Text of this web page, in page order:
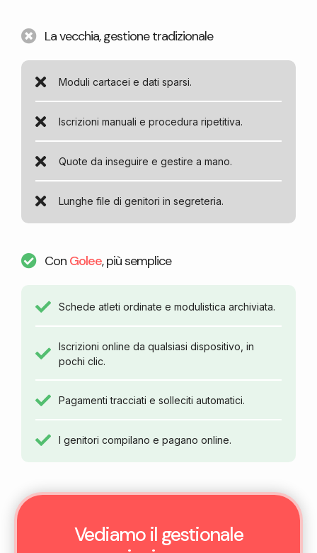
La vecchia, gestione tradizionale
Moduli cartacei e dati sparsi.
Iscrizioni manuali e procedura ripetitiva.
Quote da inseguire e gestire a mano.
Lunghe file di genitori in segreteria.
Con Golee, più semplice
Schede atleti ordinate e modulistica archiviata.
Iscrizioni online da qualsiasi dispositivo, in
pochi clic.
Pagamenti tracciati e solleciti automatici.
I genitori compilano e pagano online.
Vediamo il gestionale